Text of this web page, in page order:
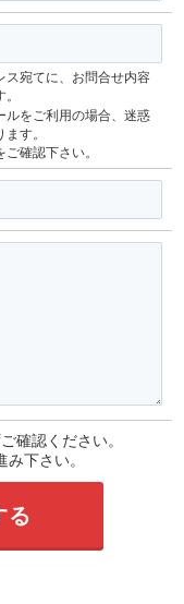
宛てに、お問合せ内容
をご利用の場合、迷惑
す。
確認下さい。
確認ください。
下さい。